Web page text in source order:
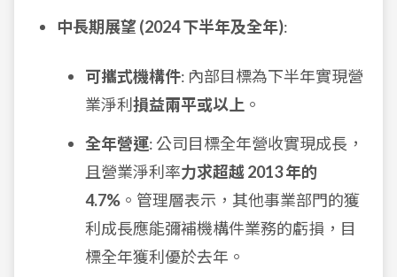
中長期展望 (2024 下半年及全年):
可攜式機構件: 內部目標為下半年實現營
業淨利 損益兩平或以上 。
全年營運: 公司目標全年營收實現成長，
且營業淨利率力求超越 2013 年的
4.7% 。管理層表示，其他事業部門的獲
利成長應能彌補機構件業務的虧損，目
標全年獲利優於去年。